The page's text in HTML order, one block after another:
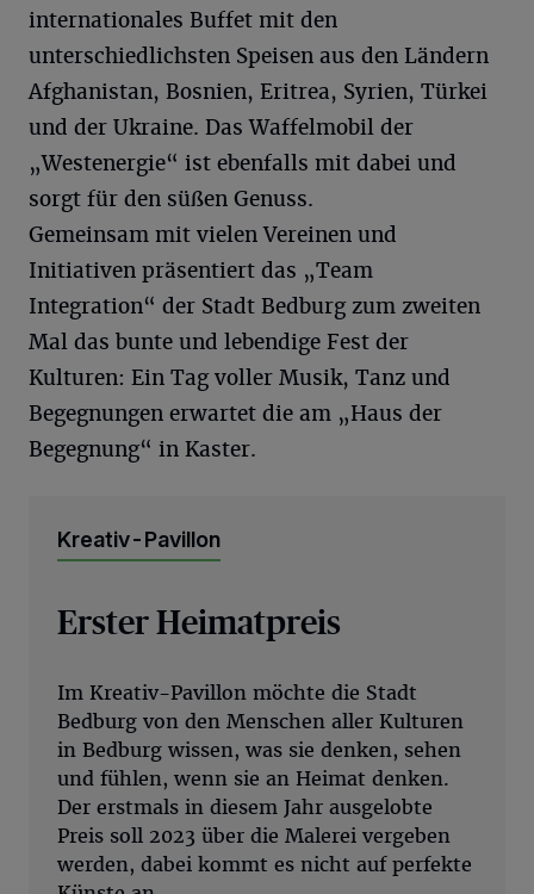
internationales Buffet mit den
unterschiedlichsten Speisen aus den Ländern
Afghanistan, Bosnien, Eritrea, Syrien, Türkei
und der Ukraine. Das Waffelmobil der
„Westenergie“ ist ebenfalls mit dabei und
sorgt für den süßen Genuss.
Gemeinsam mit vielen Vereinen und
Initiativen präsentiert das „Team
Integration“ der Stadt Bedburg zum zweiten
Mal das bunte und lebendige Fest der
Kulturen: Ein Tag voller Musik, Tanz und
Begegnungen erwartet die am „Haus der
Begegnung“ in Kaster.
Kreativ-Pavillon
Erster Heimatpreis
Im Kreativ-Pavillon möchte die Stadt
Bedburg von den Menschen aller Kulturen
in Bedburg wissen, was sie denken, sehen
und fühlen, wenn sie an Heimat denken.
Der erstmals in diesem Jahr ausgelobte
Preis soll 2023 über die Malerei vergeben
werden, dabei kommt es nicht auf perfekte